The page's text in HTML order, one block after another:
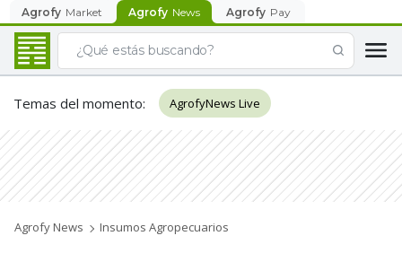
Agrofy Market Agrofy News Agrofy Pay
Temas del momento: AgrofyNews Live
Agrofy News Insumos Agropecuarios